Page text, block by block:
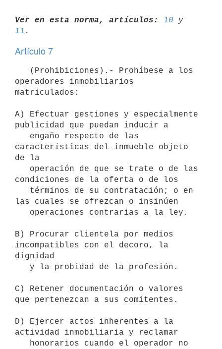
Ver en esta norma, artículos: 10
11
Artículo 7
operadores inmobiliarios
matriculados:
A) Efectuar gestiones y especialmente
publicidad que puedan inducir a
características del inmueble objeto
de la
condiciones de la oferta o de los
las cuales se ofrezcan o insinúen
B) Procurar clientela por medios
incompatibles con el decoro, la
dignidad
C) Retener documentación o valores
que pertenezcan a sus comitentes.
D) Ejercer actos inherentes a la
actividad inmobiliaria y reclamar